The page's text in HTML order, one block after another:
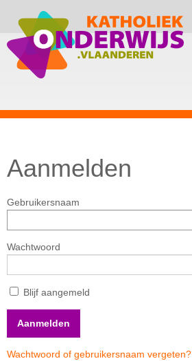
Aanmelden
Gebruikersnaam
Wachtwoord
Blijf aangemeld
Wachtwoord of gebruikersnaam vergeten?